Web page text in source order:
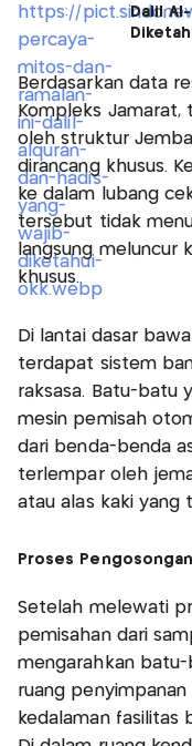
Dalil
Berdasarkan data
Kompleks
oleh struktur
dirancang khusus.
ke dalam lubang
tersebut tidak
langsung meluncur
khusus.
Di lantai dasar
terdapat sistem
raksasa. Batu-batu
mesin pemisah
dari benda-benda
terlempar oleh
atau alas kaki yang
Proses
Setelah melewati
pemisahan dari
mengarahkan
ruang
kedalaman fasilitas